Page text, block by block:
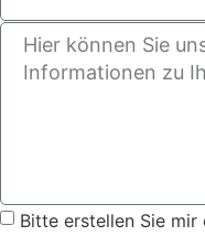
Bitte erstellen Sie